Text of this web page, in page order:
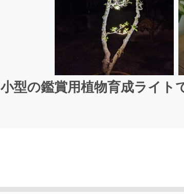
小型の鑑賞用植物育成ライ